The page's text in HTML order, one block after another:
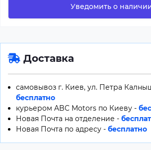
Уведомить о
Доставка
самовывоз г. Киев, ул. Петра
бесплатно
курьером ABC Motors по Киеву -
Новая Почта на отделение -
Новая Почта по адресу - бесплатно